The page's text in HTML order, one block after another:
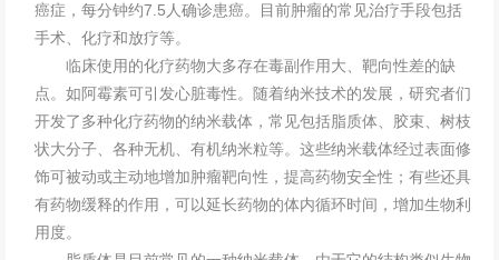
癌症，每分钟约7.5人确诊患癌。目前肿瘤的常见治疗手段包括
手术、化疗和放疗等。
临床使用的化疗药物大多存在毒副作用大、靶向性差的缺
点。如阿霉素可引发心脏毒性。随着纳米技术的发展，研究者们
开发了多种化疗药物的纳米载体，常见包括脂质体、胶束、树枝
状大分子、各种无机、有机纳米粒等。这些纳米载体经过表面修
饰可被动或主动地增加肿瘤靶向性，提高药物安全性；有些还具
有药物缓释的作用，可以延长药物的体内循环时间，增加生物利
用度。